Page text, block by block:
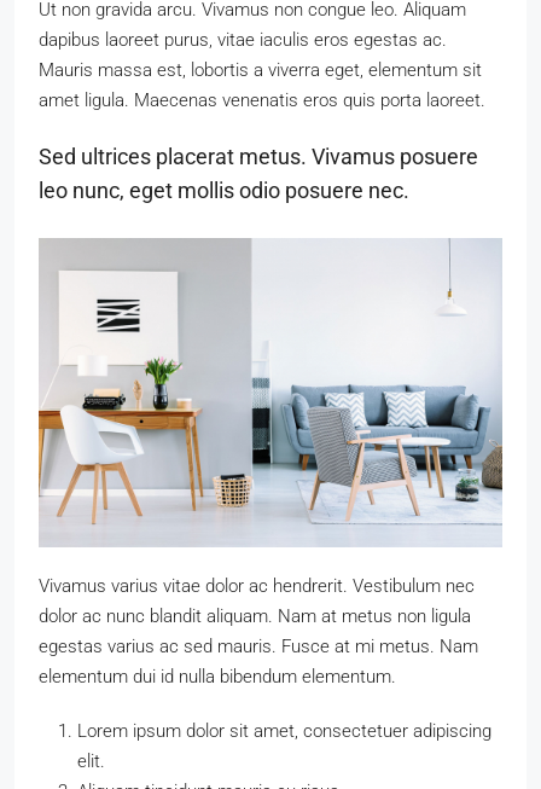
Ut non gravida arcu. Vivamus non congue leo. Aliquam
dapibus laoreet purus, vitae iaculis eros egestas ac.
Mauris massa est, lobortis a viverra eget, elementum sit
amet ligula. Maecenas venenatis eros quis porta laoreet.
Sed ultrices placerat metus. Vivamus posuere
leo nunc, eget mollis odio posuere nec.
Vivamus varius vitae dolor ac hendrerit. Vestibulum nec
dolor ac nunc blandit aliquam. Nam at metus non ligula
egestas varius ac sed mauris. Fusce at mi metus. Nam
elementum dui id nulla bibendum elementum.
Lorem ipsum dolor sit amet, consectetuer adipiscing
elit.